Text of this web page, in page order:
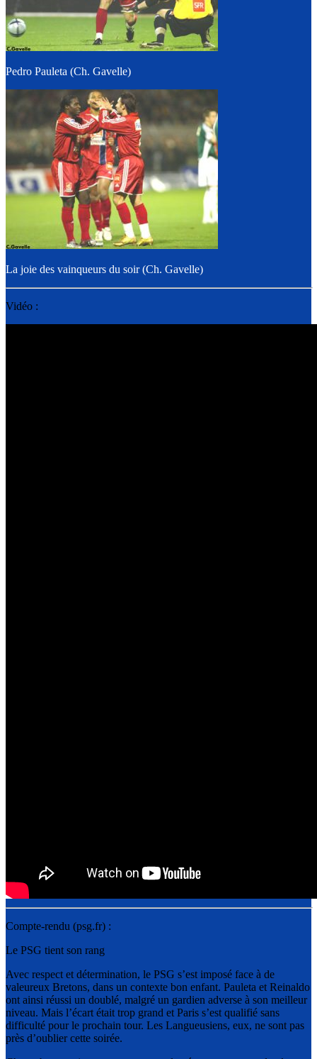
Pedro Pauleta (Ch. Gavelle)
La joie des vainqueurs du soir (Ch. Gavelle)
Vidéo :
Compte-rendu (psg.fr) :
Le PSG tient son rang
Avec respect et détermination, le PSG s’est imposé face à de
valeureux Bretons, dans un contexte bon enfant. Pauleta et Reinaldo
ont ainsi réussi un doublé, malgré un gardien adverse à son meilleur
niveau. Mais l’écart était trop grand et Paris s’est qualifié sans
difficulté pour le prochain tour. Les Langueusiens, eux, ne sont pas
près d’oublier cette soirée.